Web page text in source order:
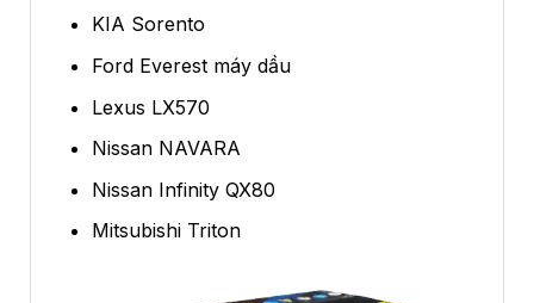
KIA Sorento
Ford Everest máy dầu
Lexus LX570
Nissan NAVARA
Nissan Infinity QX80
Mitsubishi Triton